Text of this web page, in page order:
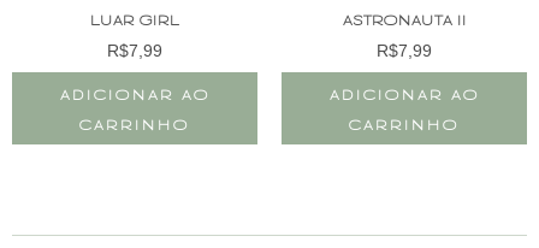
LUAR GIRL
R$7,99
ADICIONAR AO
CARRINHO
ASTRONAUTA II
R$7,99
ADICIONAR AO
CARRINHO